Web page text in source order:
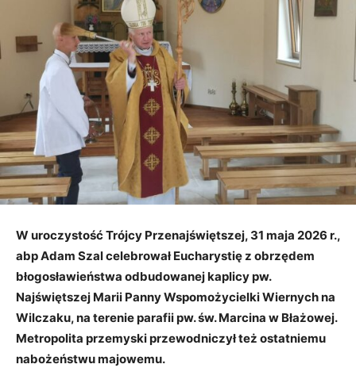
W uroczystość Trójcy Przenajświętszej, 31 maja 2026 r.,
abp Adam Szal celebrował Eucharystię z obrzędem
błogosławieństwa odbudowanej kaplicy pw.
Najświętszej Marii Panny Wspomożycielki Wiernych na
Wilczaku, na terenie parafii pw. św. Marcina w Błażowej.
Metropolita przemyski przewodniczył też ostatniemu
nabożeństwu majowemu.